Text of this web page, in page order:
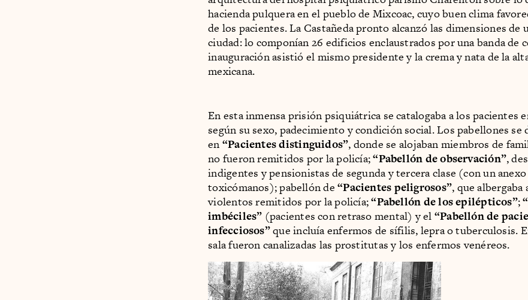
hacienda pulquera en el pueblo de Mixcoac, cuyo buen clima
de los pacientes. La Castañeda pronto alcanzó las dimensiones de
ciudad: lo componían 26 edificios enclaustrados por una banda de
inauguración asistió el mismo presidente y la crema y nata de la
mexicana.
En esta inmensa prisión psiquiátrica se catalogaba a los pacientes
según su sexo, padecimiento y condición social. Los pabellones se
en “Pacientes distinguidos”, donde se alojaban miembros de
no fueron remitidos por la policía;“Pabellón de observación”,
indigentes y pensionistas de segunda y tercera clase (con un
toxicómanos); pabellón de“Pacientes peligrosos”, que albergaba
violentos remitidos por la policía;“Pabellón de los epilépticos”;
imbéciles” (pacientes con retraso mental) y el “Pabellón de
infecciosos”que incluía enfermos de sífilis, lepra o tuberculosis.
sala fueron canalizadas las prostitutas y los enfermos venéreos.